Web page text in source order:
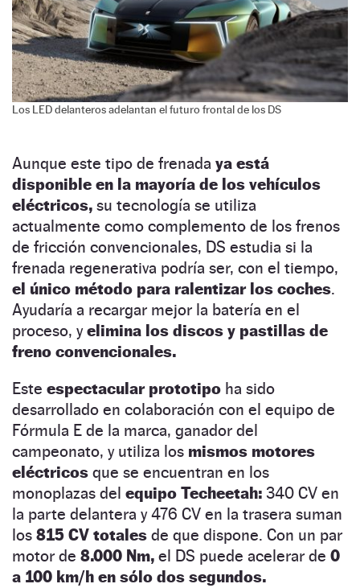
Los LED delanteros adelantan el futuro frontal de los DS
Aunque este tipo de frenada ya está
disponible en la mayoría de los vehículos
eléctricos, su tecnología se utiliza
actualmente como complemento de los frenos
de fricción convencionales, DS estudia si la
frenada regenerativa podría ser, con el tiempo,
el único método para ralentizar los coches.
Ayudaría a recargar mejor la batería en el
proceso, yelimina los discos y pastillas de
freno convencionales.
Este espectacular prototipo ha sido
desarrollado en colaboración con el equipo de
Fórmula E de la marca, ganador del
campeonato, y utiliza los mismos motores
eléctricos que se encuentran en los
monoplazas del equipo Techeetah: 340 CV en
la parte delantera y 476 CV en la trasera suman
los 815 CV totales de que dispone. Con un par
motor de 8.000 Nm, el DS puede acelerar de 0
a 100 km/h en sólo dos segundos.